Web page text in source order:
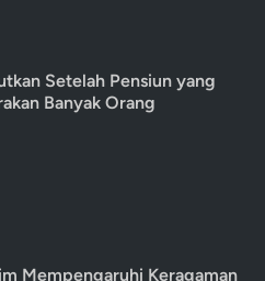
Setelah Pensiun yang
Banyak Orang
Mempengaruhi Keragaman